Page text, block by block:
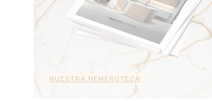
NUESTRA HEMEROTECA